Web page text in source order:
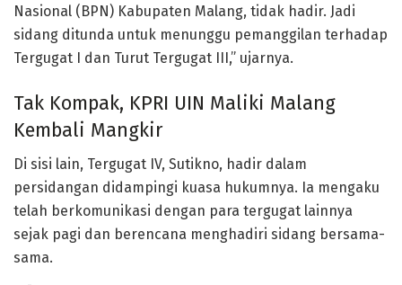
Nasional (BPN) Kabupaten Malang, tidak hadir. Jadi
sidang ditunda untuk menunggu pemanggilan terhadap
Tergugat I dan Turut Tergugat III,” ujarnya.
Tak Kompak, KPRI UIN Maliki Malang
Kembali Mangkir
Di sisi lain, Tergugat IV, Sutikno, hadir dalam
persidangan didampingi kuasa hukumnya. Ia mengaku
telah berkomunikasi dengan para tergugat lainnya
sejak pagi dan berencana menghadiri sidang bersama-
sama.